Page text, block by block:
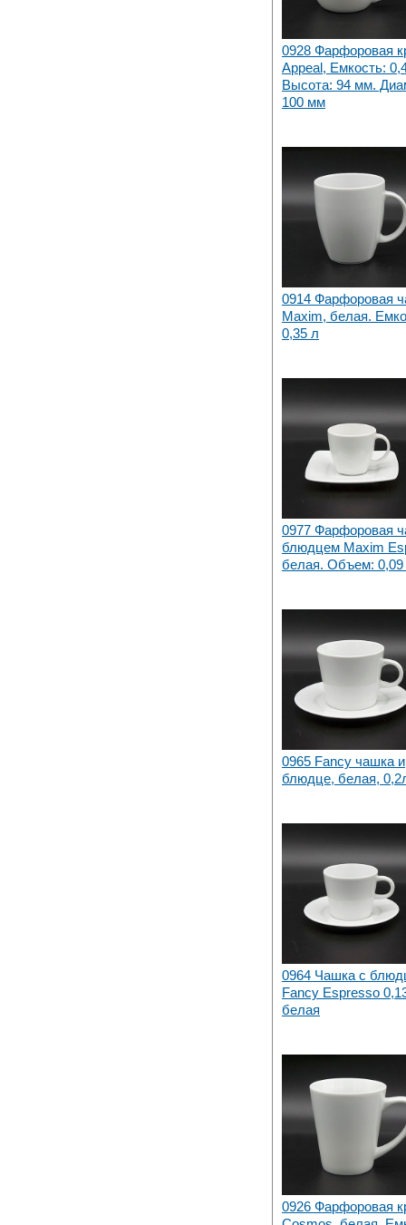
0928 Фарфоровая
Appeal, Емкость:
Высота: 94 мм.
100 мм
0914 Фарфоровая
Maxim, белая.
0,35 л
0977 Фарфоровая
блюдцем Maxim
белая. Объем: 0,09
0965 Fancy чашка и
блюдце, белая,
0964 Чашка с
Fancy Espresso
белая
0926 Фарфоровая